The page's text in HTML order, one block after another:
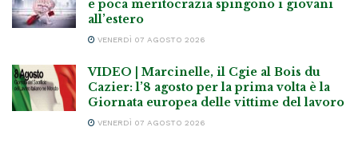
e poca meritocrazia spingono i giovani
all’estero
VENERDÌ 07 AGOSTO 2026
VIDEO | Marcinelle, il Cgie al Bois du
Cazier: l’8 agosto per la prima volta è la
Giornata europea delle vittime del lavoro
VENERDÌ 07 AGOSTO 2026